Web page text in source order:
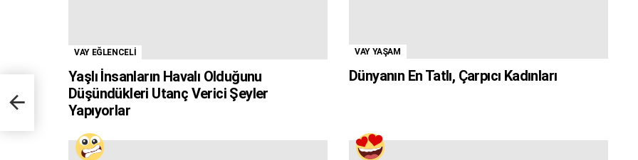
VAY EĞLENCELİ
Yaşlı İnsanların Havalı Olduğunu
Düşündükleri Utanç Verici Şeyler
Yapıyorlar
VAY YAŞAM
Dünyanın En Tatlı, Çarpıcı Kadınları